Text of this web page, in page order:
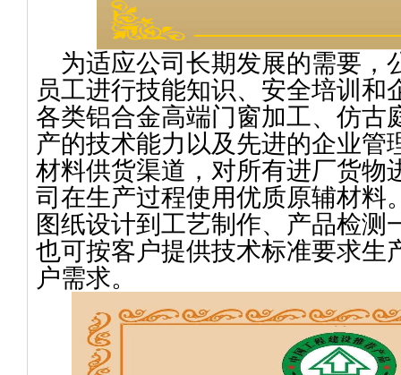
为适应公司长期发展的需要，
员工进行技能知识、安全培训和
各类铝合金高端门窗加工、仿古
产的技术能力以及先进的企业管
材料供货渠道，对所有进厂货物
司在生产过程使用优质原辅材料
图纸设计到工艺制作、产品检测
也可按客户提供技术标准要求生
户需求。